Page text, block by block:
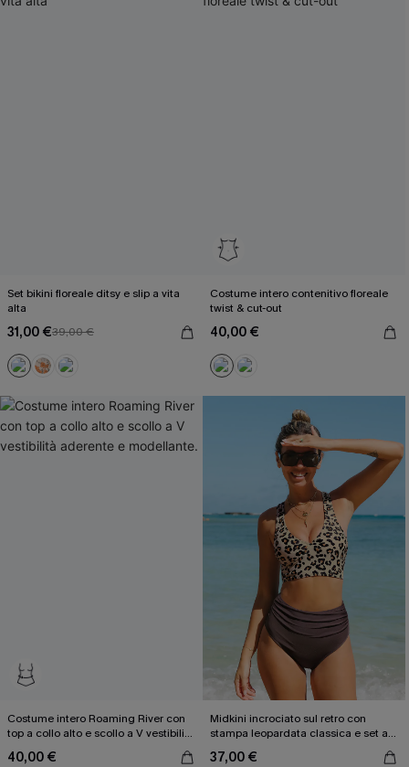
Set bikini floreale ditsy e slip a vita
alta
31,00 €39,00 €
Costume intero contenitivo floreale
twist & cut-out
40,00 €
Costume intero Roaming River con
top a collo alto e scollo a V vestibilità
40,00 €
Midkini incrociato sul retro con
stampa leopardata classica e set a
37,00 €